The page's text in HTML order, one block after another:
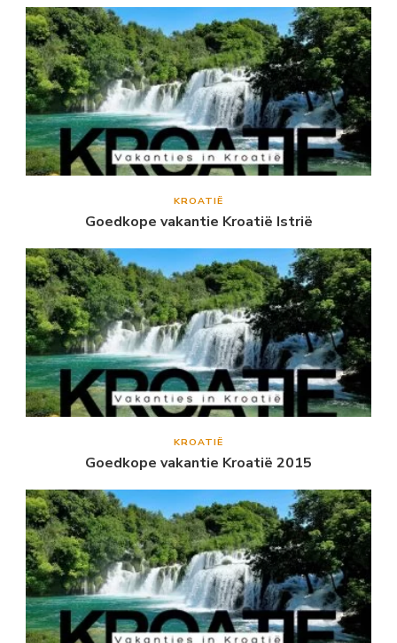
KROATIË
Goedkope vakantie Kroatië Istrië
KROATIË
Goedkope vakantie Kroatië 2015